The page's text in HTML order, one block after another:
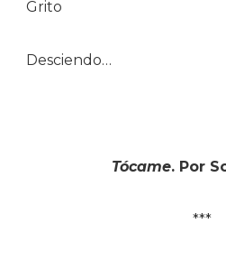
Grito
Desciendo…
Tócame. Por
***